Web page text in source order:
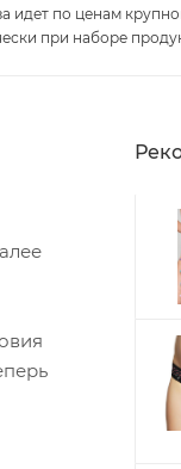
идет по ценам
при наборе